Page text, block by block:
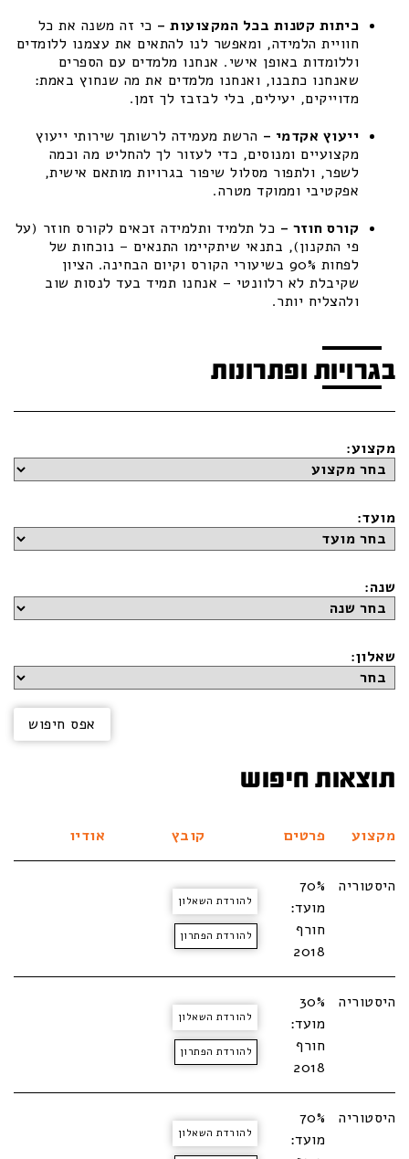
כיתות קטנות בכל המקצועות – כי זה משנה את כל
חוויית הלמידה, ומאפשר לנו להתאים את עצמנו ללומדים
וללומדות באופן אישי. אנחנו מלמדים עם הספרים
שאנחנו כתבנו, ואנחנו מלמדים את מה שנחוץ באמת:
מדוייקים, יעילים, בלי לבזבז לך זמן.
ייעוץ אקדמי – הרשת מעמידה לרשותך שירותי ייעוץ
מקצועיים ומנוסים, כדי לעזור לך להחליט מה וכמה
לשפר, ולתפור מסלול שיפור בגרויות מותאם אישית,
אפקטיבי וממוקד מטרה.
קורס חוזר – כל תלמיד ותלמידה זכאים לקורס חוזר (על
פי התקנון), בתנאי שיתקיימו התנאים – נוכחות של
לפחות 90% בשיעורי הקורס וקיום הבחינה. הציון
שקיבלת לא רלוונטי – אנחנו תמיד בעד לנסות שוב
ולהצליח יותר.
בגרויות ופתרונות
מקצוע:
מועד:
שנה:
שאלון:
תוצאות חיפוש
מקצוע פרטים קובץ אודיו
היסטוריה
70%
מועד:
חורף
2018
להורדת השאלון
להורדת הפתרון
היסטוריה
30%
מועד:
חורף
2018
להורדת השאלון
להורדת הפתרון
היסטוריה
70%
מועד:
להורדת השאלון